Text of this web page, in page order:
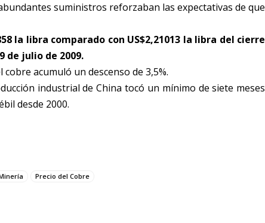
suministros reforzaban las expectativas de que
la libra comparado con US$2,21013 la libra del cierre
de julio de 2009.
acumuló un descenso de 3,5%.
industrial de China tocó un mínimo de siete meses
desde 2000.
Precio del Cobre